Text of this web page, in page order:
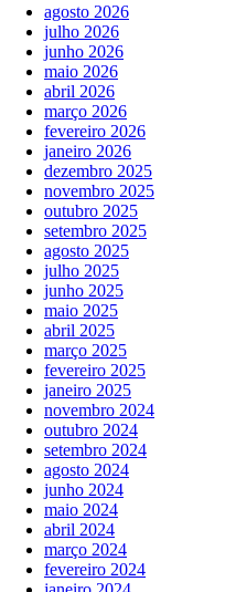
agosto 2026
julho 2026
junho 2026
maio 2026
abril 2026
março 2026
fevereiro 2026
janeiro 2026
dezembro 2025
novembro 2025
outubro 2025
setembro 2025
agosto 2025
julho 2025
junho 2025
maio 2025
abril 2025
março 2025
fevereiro 2025
janeiro 2025
novembro 2024
outubro 2024
setembro 2024
agosto 2024
junho 2024
maio 2024
abril 2024
março 2024
fevereiro 2024